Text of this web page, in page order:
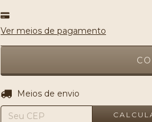
Ver meios de pagamento
Entregas para o CEP:
Meios de envio